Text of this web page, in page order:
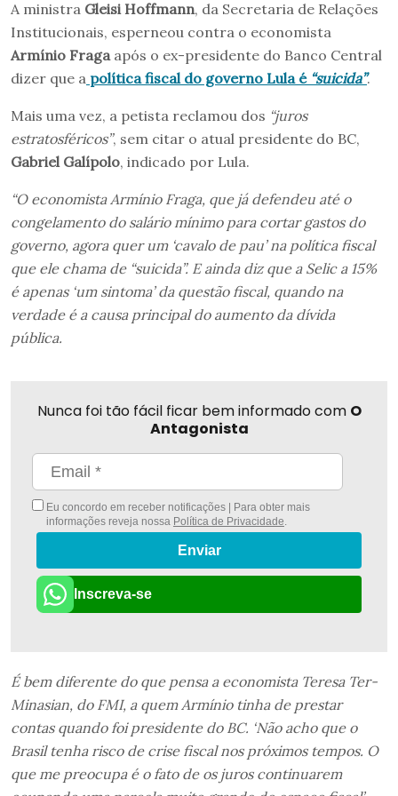
A ministra Gleisi Hoffmann, da Secretaria de Relações
Institucionais, esperneou contra o economista
Armínio Fragaapós o ex-presidente do Banco Central
dizer que a política fiscal do governo Lula é “suicida”.
Mais uma vez, a petista reclamou dos “juros
estratosféricos”, sem citar o atual presidente do BC,
Gabriel Galípolo, indicado por Lula.
“O economista Armínio Fraga, que já defendeu até o
congelamento do salário mínimo para cortar gastos do
governo, agora quer um ‘cavalo de pau’ na política fiscal
que ele chama de “suicida”. E ainda diz que a Selic a 15%
é apenas ‘um sintoma’ da questão fiscal, quando na
verdade é a causa principal do aumento da dívida
pública.
Nunca foi tão fácil ficar bem informado com O
Antagonista
Eu concordo em receber notificações | Para obter mais
informações reveja nossa Política de Privacidade.
Enviar
Inscreva-se
É bem diferente do que pensa a economista Teresa Ter-
Minasian, do FMI, a quem Armínio tinha de prestar
contas quando foi presidente do BC. ‘Não acho que o
Brasil tenha risco de crise fiscal nos próximos tempos. O
que me preocupa é o fato de os juros continuarem